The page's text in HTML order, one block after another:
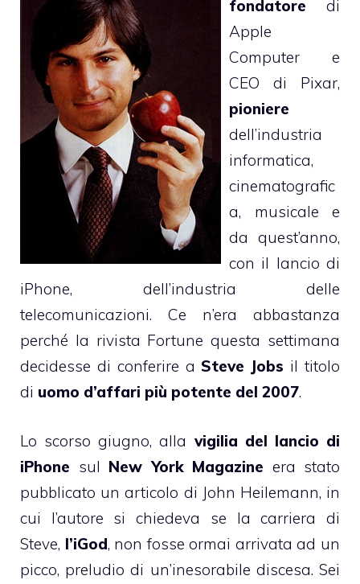
fondatore di
Apple
Computer e
CEO di Pixar,
pioniere
dell’industria
informatica,
cinematografic
a, musicale e
da quest’anno,
con il lancio di
iPhone, dell’industria delle
telecomunicazioni. Ce n’era abbastanza
perché la rivista Fortune questa settimana
decidesse di conferire aSteve Jobs il titolo
di uomo d’affari più potente del 2007.
Lo scorso giugno, alla vigilia del lancio di
iPhone sul New York Magazine era stato
pubblicato un articolo di John Heilemann, in
cui l’autore si chiedeva se la carriera di
Steve, l’iGod, non fosse ormai arrivata ad un
picco, preludio di un’inesorabile discesa. Sei